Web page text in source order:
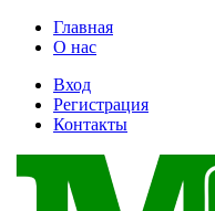
Главная
О нас
Вход
Регистрация
Контакты